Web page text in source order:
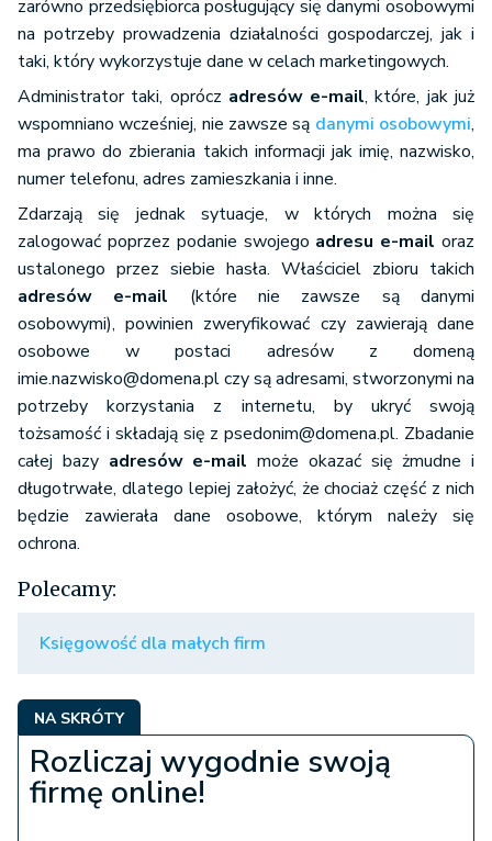
zarówno przedsiębiorca posługujący się danymi osobowymi
na potrzeby prowadzenia działalności gospodarczej, jak i
taki, który wykorzystuje dane w celach marketingowych.
Administrator taki, oprócz adresów e-mail, które, jak już
wspomniano wcześniej, nie zawsze są danymi osobowymi,
ma prawo do zbierania takich informacji jak imię, nazwisko,
numer telefonu, adres zamieszkania i inne.
Zdarzają się jednak sytuacje, w których można się
zalogować poprzez podanie swojego adresu e-mail oraz
ustalonego przez siebie hasła. Właściciel zbioru takich
adresów e-mail (które nie zawsze są danymi
osobowymi), powinien zweryfikować czy zawierają dane
osobowe w postaci adresów z domeną
imie.nazwisko@domena.pl czy są adresami, stworzonymi na
potrzeby korzystania z internetu, by ukryć swoją
tożsamość i składają się z psedonim@domena.pl. Zbadanie
całej bazy adresów e-mail może okazać się żmudne i
długotrwałe, dlatego lepiej założyć, że chociaż część z nich
będzie zawierała dane osobowe, którym należy się
ochrona.
Polecamy:
Księgowość dla małych firm
NA SKRÓTY
Rozliczaj wygodnie swoją
firmę online!